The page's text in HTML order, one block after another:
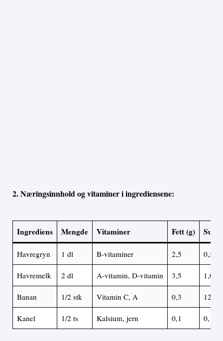
2. Næringsinnhold og vitaminer i ingrediensene:
Ingrediens Mengde Vitaminer Fett (g)
Havregryn 1 dl B-vitaminer 2,5 0,5
Havremelk 2 dl A-vitamin, D-vitamin 3,5 1,0
Banan 1/2 stk Vitamin C, A 0,3 12,0
Kanel 1/2 ts Kalsium, jern 0,1 0,1